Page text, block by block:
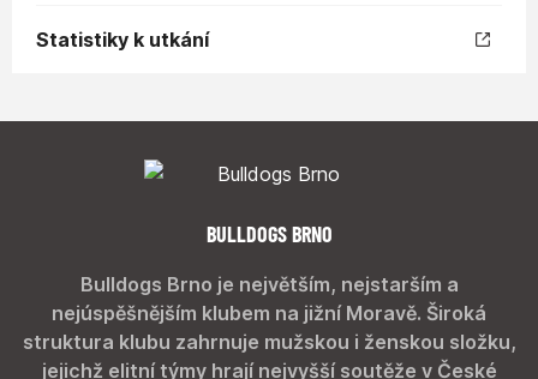
Statistiky k utkání
BULLDOGS BRNO
Bulldogs Brno je největším, nejstarším a
nejúspěšnějším klubem na jižní Moravě. Široká
struktura klubu zahrnuje mužskou i ženskou složku,
jejichž elitní týmy hrají nejvyšší soutěže v České